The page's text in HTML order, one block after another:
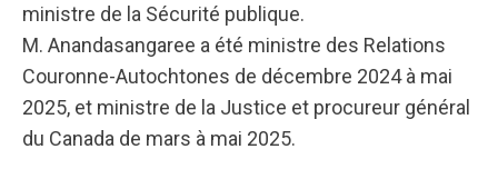
ministre de la Sécurité publique.
M. Anandasangaree a été ministre des Relations
Couronne-Autochtones de décembre 2024 à mai
2025, et ministre de la Justice et procureur général
du Canada de mars à mai 2025.